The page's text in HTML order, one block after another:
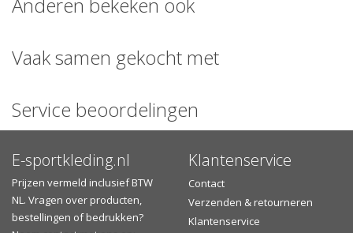
Let op: sommige bidon kleuren hebben een levertijd die langer
Specificaties:
- Handgrip
- BPA-vrij
- Beschikbaar in 8 kleuren; zwart, rood, roze, geel, burnt lime,
koningsblauw, wit
Let op: de kleur burnt lime is in realiteit groener dan op de foto.
Vaak samen gekocht met
Service beoordelingen
E-sportkleding.nl
Prijzen vermeld inclusief BTW
NL. Vragen over producten,
bestellingen of bedrukken?
Klantenservice
Contact
Verzenden & retourneren
Klantenservice